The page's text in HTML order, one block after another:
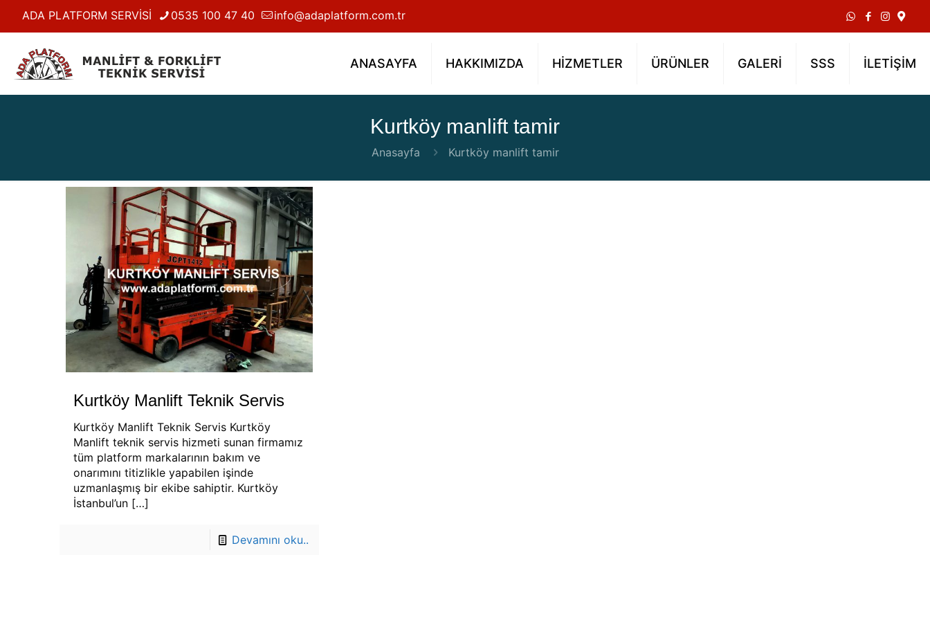
ADA PLATFORM SERVİSİ 0535 100 47 40 info@adaplatform.com.tr
ANASAYFA HAKKIMIZDA HİZMETLER ÜRÜNLER GALERİ SSS İLETİŞİM
Kurtköy manlift tamir
Anasayfa Kurtköy manlift tamir
Kurtköy Manlift Teknik Servis
Kurtköy Manlift Teknik Servis Kurtköy
Manlift teknik servis hizmeti sunan firmamız
tüm platform markalarının bakım ve
onarımını titizlikle yapabilen işinde
uzmanlaşmış bir ekibe sahiptir. Kurtköy
İstanbul’un[…]
Devamını oku..